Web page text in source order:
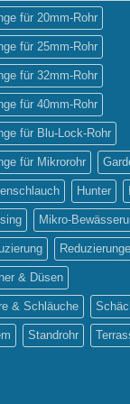
für 20mm-Rohr
für 25mm-Rohr
für 32mm-Rohr
für 40mm-Rohr
für Blu-Lock-Rohr
für Mikrorohr
Hunter
Mikro-
& Düsen
& Schläuche
Standrohr